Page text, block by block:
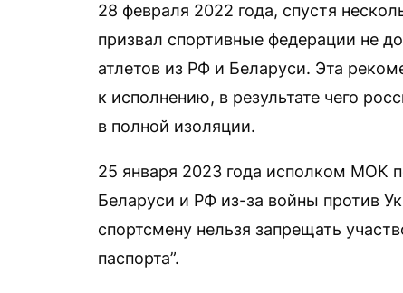
28 февраля 2022 года, спустя
призвал спортивные федерации не
атлетов из РФ и Беларуси. Эта
к исполнению, в результате чего
в полной изоляции.
25 января 2023 года исполком МОК
Беларуси и РФ из-за войны против
спортсмену нельзя запрещать
паспорта”.